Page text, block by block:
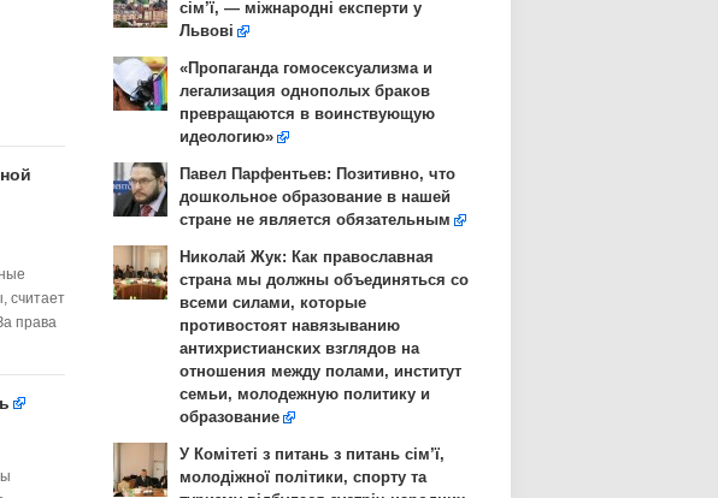
считает
права
сім’ї, — міжнародні експерти у
Львові
«Пропаганда гомосексуализма и
легализация однополых браков
превращаются в воинствующую
идеологию»
Павел Парфентьев: Позитивно, что
дошкольное образование в нашей
стране не является обязательным
Николай Жук: Как православная
страна мы должны объединяться со
всеми силами, которые
противостоят навязыванию
антихристианских взглядов на
отношения между полами, институт
семьи, молодежную политику и
образование
У Комітеті з питань з питань сім’ї,
молодіжної політики, спорту та